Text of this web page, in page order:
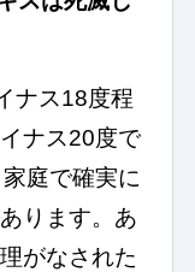
ナス18度程
ナス20度で
庭で確実に
ります。あ
がなされた